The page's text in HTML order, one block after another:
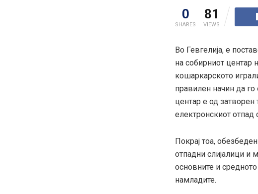
0
SHARES
81
VIEWS
Во Гевгелија, е
на собирниот центар
кошаркарското
правилен начин да го
центар е од затворен
електронскиот отпад
Покрај тоа,
отпадни слијалици и
основните и
намладите.